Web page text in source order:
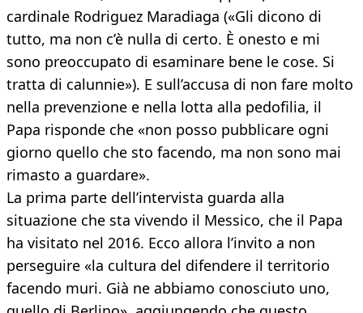
cardinale Rodriguez Maradiaga («Gli dicono di
tutto, ma non c’è nulla di certo. È onesto e mi
sono preoccupato di esaminare bene le cose. Si
tratta di calunnie»). E sull’accusa di non fare molto
nella prevenzione e nella lotta alla pedofilia, il
Papa risponde che «non posso pubblicare ogni
giorno quello che sto facendo, ma non sono mai
rimasto a guardare».
La prima parte dell’intervista guarda alla
situazione che sta vivendo il Messico, che il Papa
ha visitato nel 2016. Ecco allora l’invito a non
perseguire «la cultura del difendere il territorio
facendo muri. Già ne abbiamo conosciuto uno,